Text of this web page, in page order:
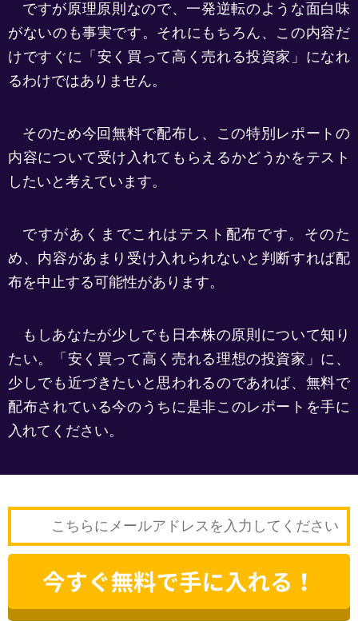
ですが原理原則なので、一発逆転のような面白味
がないのも事実です。それにもちろん、この内容だ
けですぐに「安く買って高く売れる投資家」になれ
るわけではありません。
そのため今回無料で配布し、この特別レポートの
内容について受け入れてもらえるかどうかをテスト
したいと考えています。
ですがあくまでこれはテスト配布です。そのた
め、内容があまり受け入れられないと判断すれば配
布を中止する可能性があります。
もしあなたが少しでも日本株の原則について知り
たい。「安く買って高く売れる理想の投資家」に、
少しでも近づきたいと思われるのであれば、無料で
配布されている今のうちに是非このレポートを手に
入れてください。